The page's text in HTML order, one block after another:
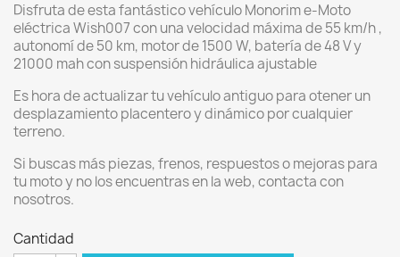
Disfruta de esta fantástico vehículo Monorim e-Moto
eléctrica Wish007 con una velocidad máxima de 55 km/h ,
autonomí de 50 km, motor de 1500 W, batería de 48 V y
21000 mah con suspensión hidráulica ajustable
Es hora de actualizar tu vehículo antiguo para otener un
desplazamiento placentero y dinámico por cualquier
terreno.
Si buscas más piezas, frenos, respuestos o mejoras para
tu moto y no los encuentras en la web, contacta con
nosotros.
Cantidad